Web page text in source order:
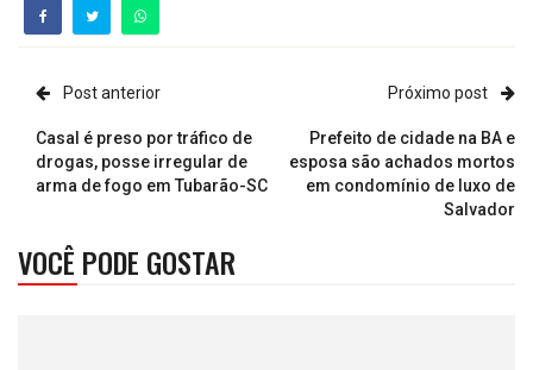
Post anterior
Casal é preso por tráfico de
drogas, posse irregular de
arma de fogo em Tubarão-SC
Próximo post
Prefeito de cidade na BA e
esposa são achados mortos
em condomínio de luxo de
Salvador
VOCÊ PODE GOSTAR